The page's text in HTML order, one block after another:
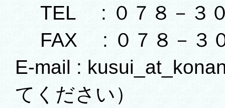
TEL : ０７８－３０
FAX : ０７８－３０
E-mail :
てください）